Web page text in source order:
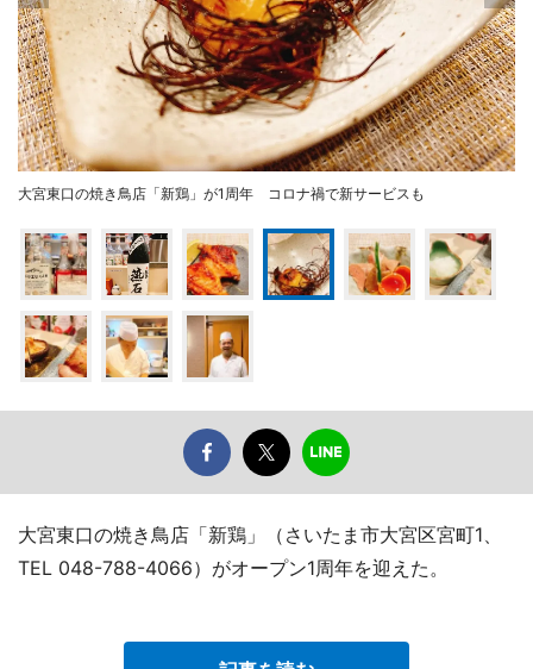
大宮東口の焼き鳥店「新鶏」が1周年 コロナ禍で新サービスも
大宮東口の焼き鳥店「新鶏」（さいたま市大宮区宮町1、
TEL 048-788-4066）がオープン1周年を迎えた。